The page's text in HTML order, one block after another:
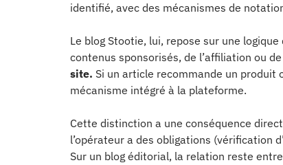
identifié, avec des mécanismes de
Le blog Stootie, lui, repose sur une
contenus sponsorisés, de l’affiliation ou
site. Si un article recommande un produit
mécanisme intégré à la plateforme.
Cette distinction a une conséquence
l’opérateur a des obligations (vérification
Sur un blog éditorial, la relation reste